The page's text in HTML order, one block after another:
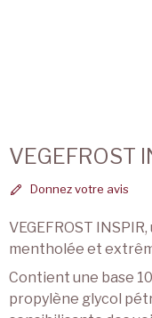
VEGEFROST
Donnez votre avis
VEGEFROST
mentholée et
Contient une base
propylène glycol